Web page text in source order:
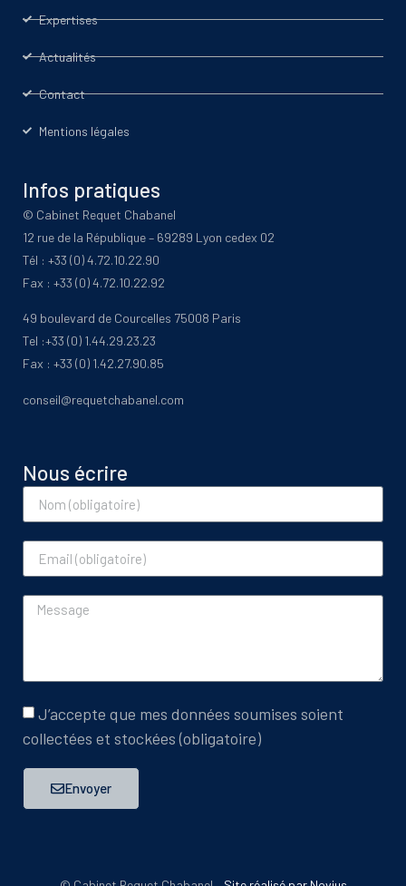
Expertises
Actualités
Contact
Mentions légales
Infos pratiques
© Cabinet Requet Chabanel
12 rue de la République – 69289 Lyon cedex 02
Tél : +33 (0) 4.72.10.22.90
Fax : +33 (0) 4.72.10.22.92
49 boulevard de Courcelles 75008 Paris
Tel :+33 (0) 1.44.29.23.23
Fax : +33 (0) 1.42.27.90.85
conseil@requetchabanel.com
Nous écrire
J’accepte que mes données soumises soient
collectées et stockées (obligatoire)
Envoyer